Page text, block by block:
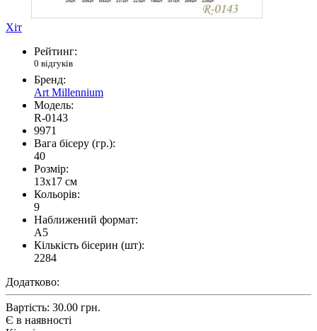
Хіт
Рейтинг:
0 відгуків
Бренд:
Art Millennium
Модель:
R-0143
9971
Вага бісеру (гр.):
40
Розмір:
13x17 см
Кольорів:
9
Наближений формат:
A5
Кількість бісерин (шт):
2284
Додатково:
Вартість: 30.00 грн.
Є в наявності